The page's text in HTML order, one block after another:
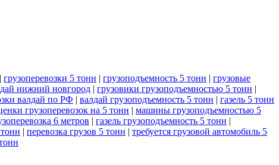
| грузоперевозки 5 тонн | грузоподъемность 5 тонн | грузовые
нижний новгород | грузовики грузоподъемностью 5 тонн |
валдай по РФ | валдай грузоподъемность 5 тонн | газель 5 тонн
грузоперевозок на 5 тонн | машины грузоподъемностью 5
6 метров | газель грузоподъемность 5 тонн |
| перевозка грузов 5 тонн | требуется грузовой автомобиль 5